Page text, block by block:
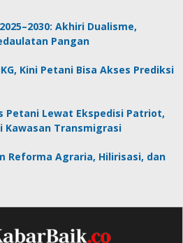
Akhiri Dualisme,
Pangan
Kini Petani Bisa Akses Prediksi
Petani Lewat Ekspedisi Patriot,
Kawasan Transmigrasi
Reforma Agraria, Hilirisasi, dan